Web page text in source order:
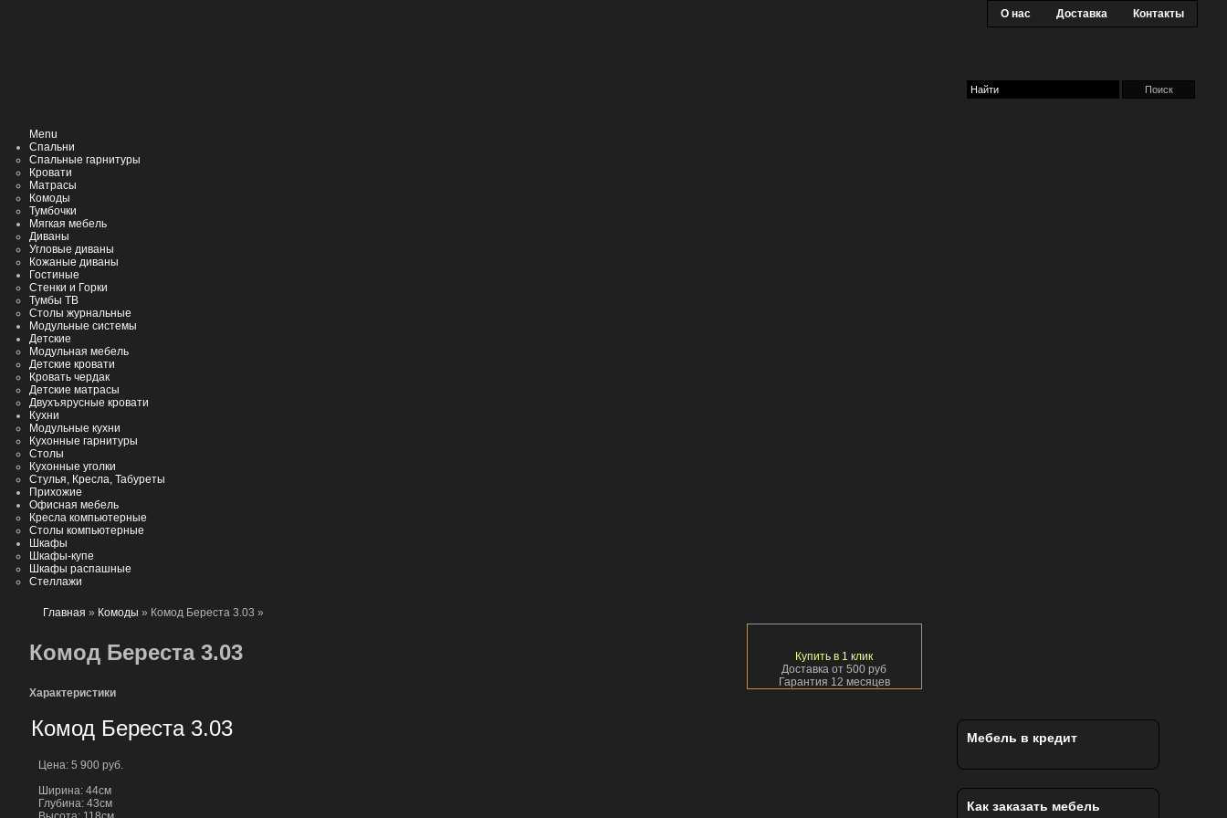
О нас Доставка Контакты
Menu
Спальни
Спальные гарнитуры
Кровати
Матрасы
Комоды
Тумбочки
Мягкая мебель
Диваны
Угловые диваны
Кожаные диваны
Гостиные
Стенки и Горки
Тумбы ТВ
Столы журнальные
Модульные системы
Детские
Модульная мебель
Детские кровати
Кровать чердак
Детские матрасы
Двухъярусные кровати
Кухни
Модульные кухни
Кухонные гарнитуры
Столы
Кухонные уголки
Стулья, Кресла, Табуреты
Прихожие
Офисная мебель
Кресла компьютерные
Столы компьютерные
Шкафы
Шкафы-купе
Шкафы распашные
Стеллажи
Главная » Комоды » Комод Береста 3.03 »
Купить в 1 клик
Доставка от 500 руб
Гарантия 12 месяцев
Комод Береста 3.03
Характеристики
Комод Береста 3.03
Цена: 5 900 руб.
Ширина: 44см
Глубина: 43см
Мебель в кредит
Как заказать мебель